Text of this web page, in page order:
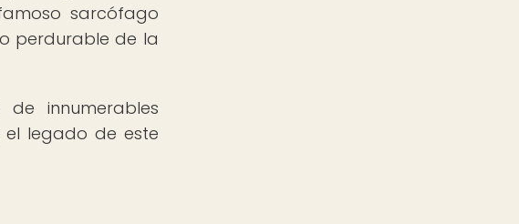
sarcófago
perdurable de la
innumerables
el legado de este